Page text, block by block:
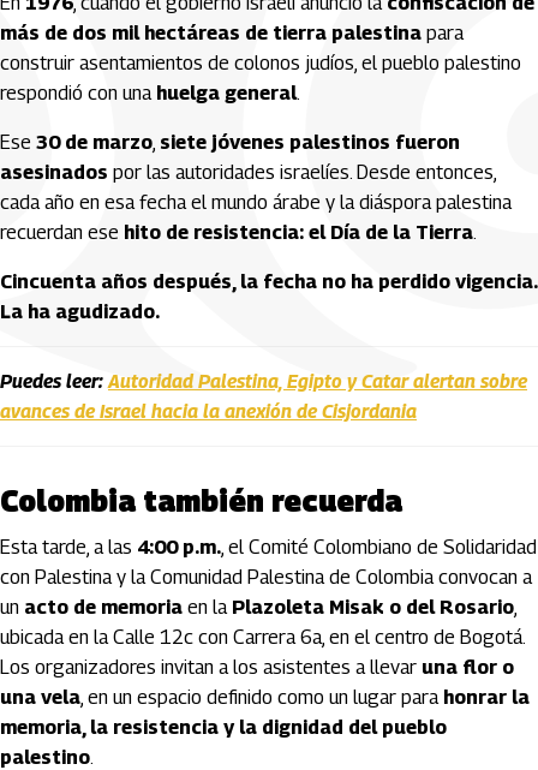
más de dos mil hectáreas de tierra palestina para
construir asentamientos de colonos judíos, el pueblo palestino
respondió con una huelga general.
Ese 30 de marzo, siete jóvenes palestinos fueron
asesinados por las autoridades israelíes. Desde entonces,
cada año en esa fecha el mundo árabe y la diáspora palestina
recuerdan ese hito de resistencia: el Día de la Tierra.
Cincuenta años después, la fecha no ha perdido vigencia.
La ha agudizado.
Puedes leer:Autoridad Palestina, Egipto y Catar alertan sobre
avances de Israel hacia la anexión de Cisjordania
Colombia también recuerda
Esta tarde, a las 4:00 p.m., el Comité Colombiano de Solidaridad
con Palestina y la Comunidad Palestina de Colombia convocan a
un acto de memoria en la Plazoleta Misak o del Rosario,
ubicada en la Calle 12c con Carrera 6a, en el centro de Bogotá.
Los organizadores invitan a los asistentes a llevar una flor o
una vela, en un espacio definido como un lugar para honrar la
memoria, la resistencia y la dignidad del pueblo
palestino.